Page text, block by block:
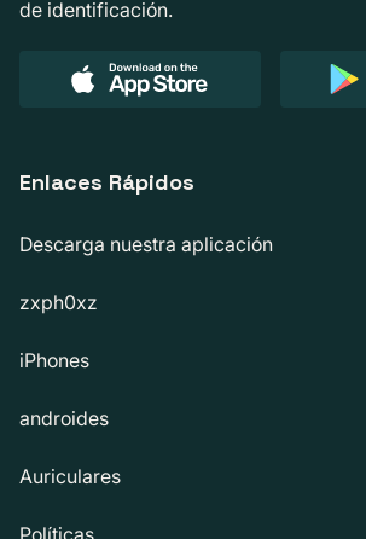
de identificación.
Enlaces Rápidos
Descarga nuestra aplicación
zxph0xz
iPhones
androides
Auriculares
Políticas